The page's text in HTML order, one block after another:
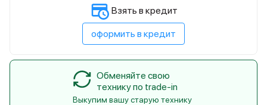
Взять в кредит
оформить в кредит
Обменяйте свою
технику по trade-in
Выкупим вашу старую технику